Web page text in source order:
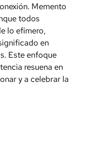
Memento
todos
lo efímero,
en
Este enfoque
resuena en
y a celebrar la